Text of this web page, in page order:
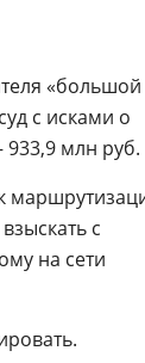
«большой
с исками о
933,9 млн руб.
с
на сети